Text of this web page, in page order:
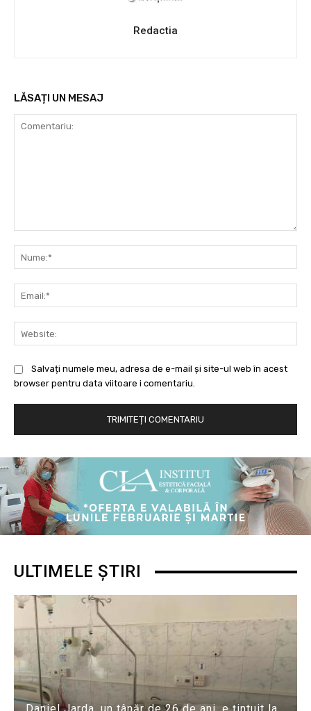
Redactia
LĂSAȚI UN MESAJ
Salvați numele meu, adresa de e-mail și site-ul web în acest
browser pentru data viitoare i comentariu.
ULTIMELE ȘTIRI